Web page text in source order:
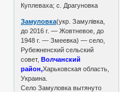
Куплеваха; с. Драгуновка
Замуловка(укр. Замулівка,
до 2016 г. — Жовтневое, до
1948 г. — Змеевка) — село,
Рубежненский сельский
совет,Волчанский
район,Харьковская область,
Украина.
Село Замуловка вытянуто